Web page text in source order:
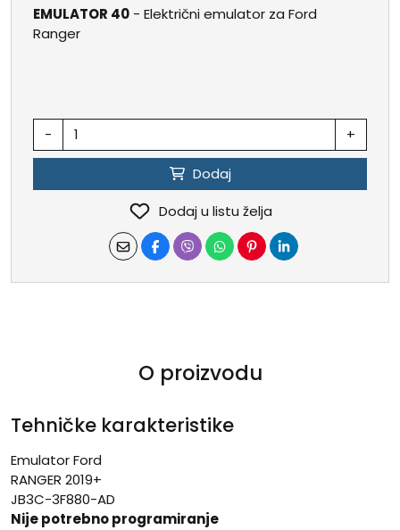
EMULATOR 40 - Električni emulator za Ford
Ranger
- +
Dodaj
Dodaj u listu želja
O proizvodu
Tehničke karakteristike
Emulator Ford
RANGER 2019+
JB3C-3F880-AD
Nije potrebno programiranje